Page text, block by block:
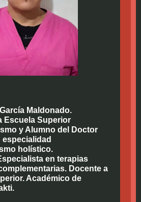
Maldonado.
Escuela Superior
y Alumno del Doctor
especialidad
holístico.
en terapias
Docente a
Académico de